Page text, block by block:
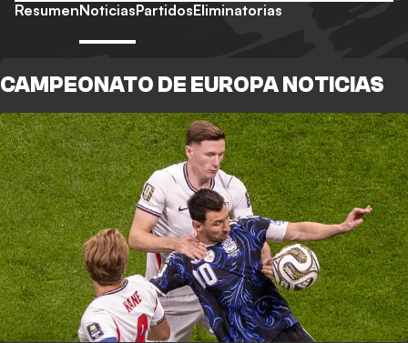
ResumenNoticiasPartidosEliminatorias
CAMPEONATO DE EUROPA NOTICIAS